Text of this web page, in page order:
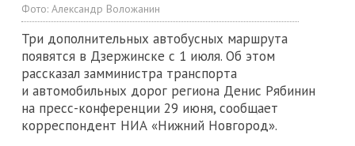
Фото: Александр Воложанин
Три дополнительных автобусных маршрута
появятся в Дзержинске с 1 июля. Об этом
рассказал замминистра транспорта
и автомобильных дорог региона Денис Рябинин
на пресс-конференции 29 июня, сообщает
корреспондент НИА «Нижний Новгород».